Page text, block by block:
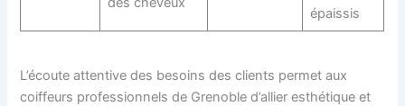
épaissis
L’écoute attentive des besoins des clients permet aux
coiffeurs professionnels de Grenoble d’allier esthétique et